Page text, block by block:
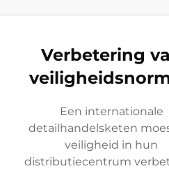
Verbetering
Een internationale
detailhandelsketen
veiligheid in hun
distributiecentrum